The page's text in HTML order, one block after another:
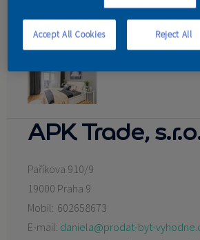
KONTAKT
APK Trade,
Paříkova 910/9
19000 Praha 9
Mobil: 602658673
E-mail: daniela@prodat-byt-
Reject All
Accept All Cookies